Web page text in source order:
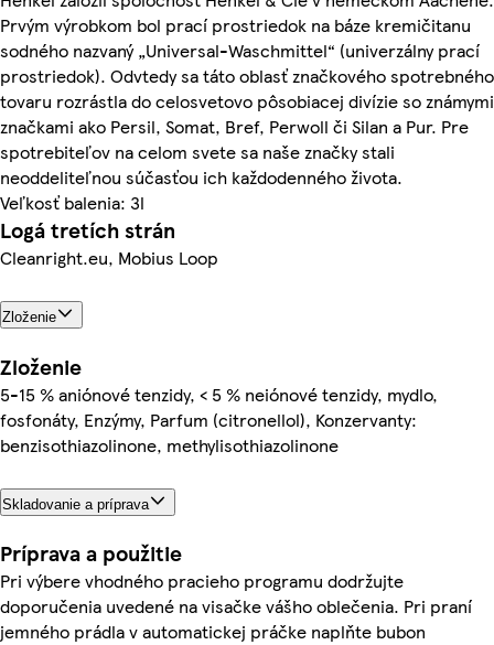
Prvým výrobkom bol prací prostriedok na báze kremičitanu
sodného nazvaný „Universal-Waschmittel“ (univerzálny prací
prostriedok). Odvtedy sa táto oblasť značkového spotrebného
tovaru rozrástla do celosvetovo pôsobiacej divízie so známymi
značkami ako Persil, Somat, Bref, Perwoll či Silan a Pur. Pre
spotrebiteľov na celom svete sa naše značky stali
neoddeliteľnou súčasťou ich každodenného života.
Veľkosť balenia: 3l
Logá tretích strán
Cleanright.eu, Mobius Loop
Zloženie
Zloženie
5-15 % aniónové tenzidy, < 5 % neiónové tenzidy, mydlo,
fosfonáty, Enzýmy, Parfum (citronellol), Konzervanty:
benzisothiazolinone, methylisothiazolinone
Skladovanie a príprava
Príprava a použitie
Pri výbere vhodného pracieho programu dodržujte
doporučenia uvedené na visačke vášho oblečenia. Pri praní
jemného prádla v automatickej práčke naplňte bubon